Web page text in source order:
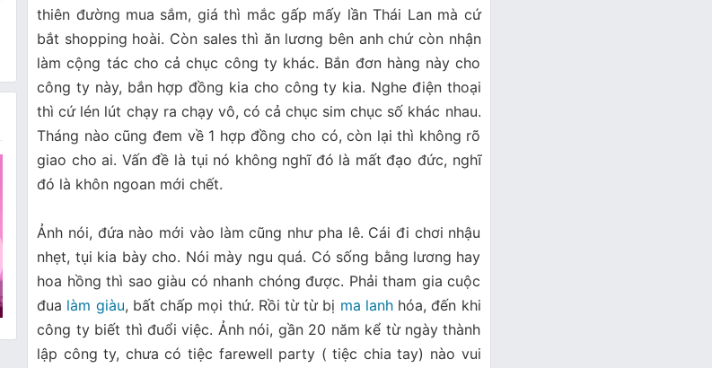
thiên đường mua sắm, giá thì mắc gấp mấy lần Thái Lan mà cứ
bắt shopping hoài. Còn sales thì ăn lương bên anh chứ còn nhận
làm cộng tác cho cả chục công ty khác. Bắn đơn hàng này cho
công ty này, bắn hợp đồng kia cho công ty kia. Nghe điện thoại
thì cứ lén lút chạy ra chạy vô, có cả chục sim chục số khác nhau.
Tháng nào cũng đem về 1 hợp đồng cho có, còn lại thì không rõ
giao cho ai. Vấn đề là tụi nó không nghĩ đó là mất đạo đức, nghĩ
đó là khôn ngoan mới chết.
Ảnh nói, đứa nào mới vào làm cũng như pha lê. Cái đi chơi nhậu
nhẹt, tụi kia bày cho. Nói mày ngu quá. Có sống bằng lương hay
hoa hồng thì sao giàu có nhanh chóng được. Phải tham gia cuộc
đua làm giàu, bất chấp mọi thứ. Rồi từ từ bị ma lanhhóa, đến khi
công ty biết thì đuổi việc. Ảnh nói, gần 20 năm kể từ ngày thành
lập công ty, chưa có tiệc farewell party ( tiệc chia tay) nào vui